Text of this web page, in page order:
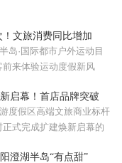
！文旅消费同比增加
岛·国际都市户外运动目
来体验运动度假新风
启幕！首店品牌突破
度假区高端文旅商业标杆
式完成扩建焕新启幕的
澄湖半岛“有点甜”